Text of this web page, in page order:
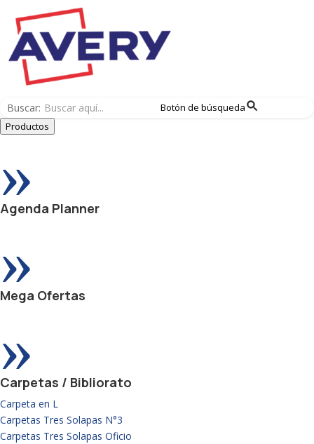
Buscar:
Botón de búsqueda
Productos
»
Agenda Planner
»
Mega Ofertas
»
Carpetas / Bibliorato
Carpeta en L
Carpetas Tres Solapas N°3
Carpetas Tres Solapas Oficio